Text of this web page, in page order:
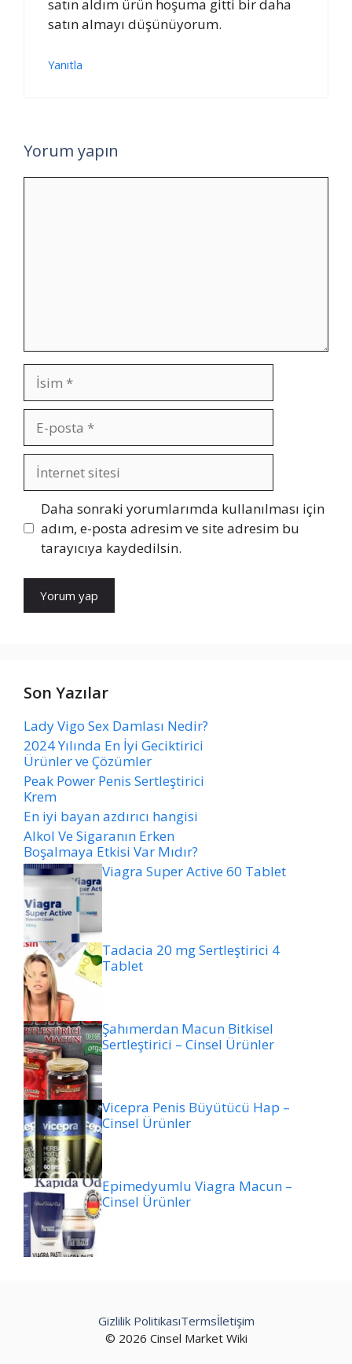
satın aldım ürün hoşuma gitti bir daha
satın almayı düşünüyorum.
Yanıtla
Yorum yapın
İsim
posta
İnternet
sitesi
Daha sonraki yorumlarımda kullanılması için
adım, e-posta adresim ve site adresim bu
tarayıcıya kaydedilsin.
Son Yazılar
Lady Vigo Sex Damlası Nedir?
2024 Yılında En İyi Geciktirici
Ürünler ve Çözümler
Peak Power Penis Sertleştirici
Krem
En iyi bayan azdırıcı hangisi
Alkol Ve Sigaranın Erken
Boşalmaya Etkisi Var Mıdır?
Viagra Super Active 60 Tablet
Tadacia 20 mg Sertleştirici 4
Tablet
Şahımerdan Macun Bitkisel
Sertleştirici – Cinsel Ürünler
Vicepra Penis Büyütücü Hap –
Cinsel Ürünler
Epimedyumlu Viagra Macun –
Cinsel Ürünler
© 2026 Cinsel Market Wiki
Gizlilik PolitikasıTermsİletişim